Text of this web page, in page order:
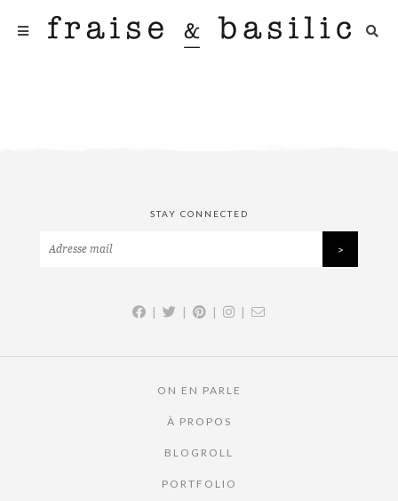
STAY CONNECTED
| | | |
ON EN PARLE
À PROPOS
BLOGROLL
PORTFOLIO